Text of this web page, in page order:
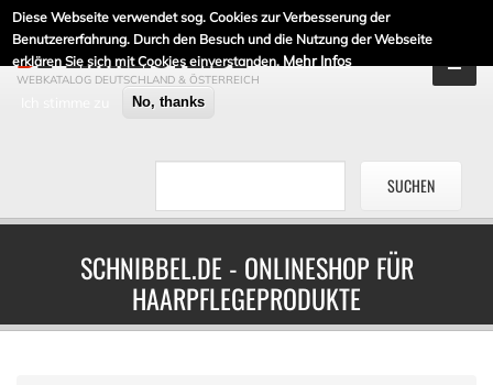
Diese Webseite verwendet sog. Cookies zur Verbesserung der
Benutzererfahrung. Durch den Besuch und die Nutzung der Webseite
erklären Sie sich mit Cookies einverstanden. Mehr Infos
No, thanks
DE-LINKLISTE.DE
WEBKATALOG DEUTSCHLAND & ÖSTERREICH
SCHNIBBEL.DE - ONLINESHOP FÜR
HAARPFLEGEPRODUKTE